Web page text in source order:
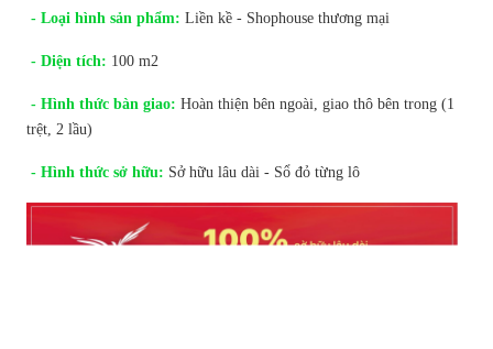
- Loại hình sản phẩm: Liền kề - Shophouse thương mại
- Diện tích: 100 m2
- Hình thức bàn giao: Hoàn thiện bên ngoài, giao thô bên trong (1
trệt, 2 lầu)
- Hình thức sở hữu: Sở hữu lâu dài - Sổ đỏ từng lô